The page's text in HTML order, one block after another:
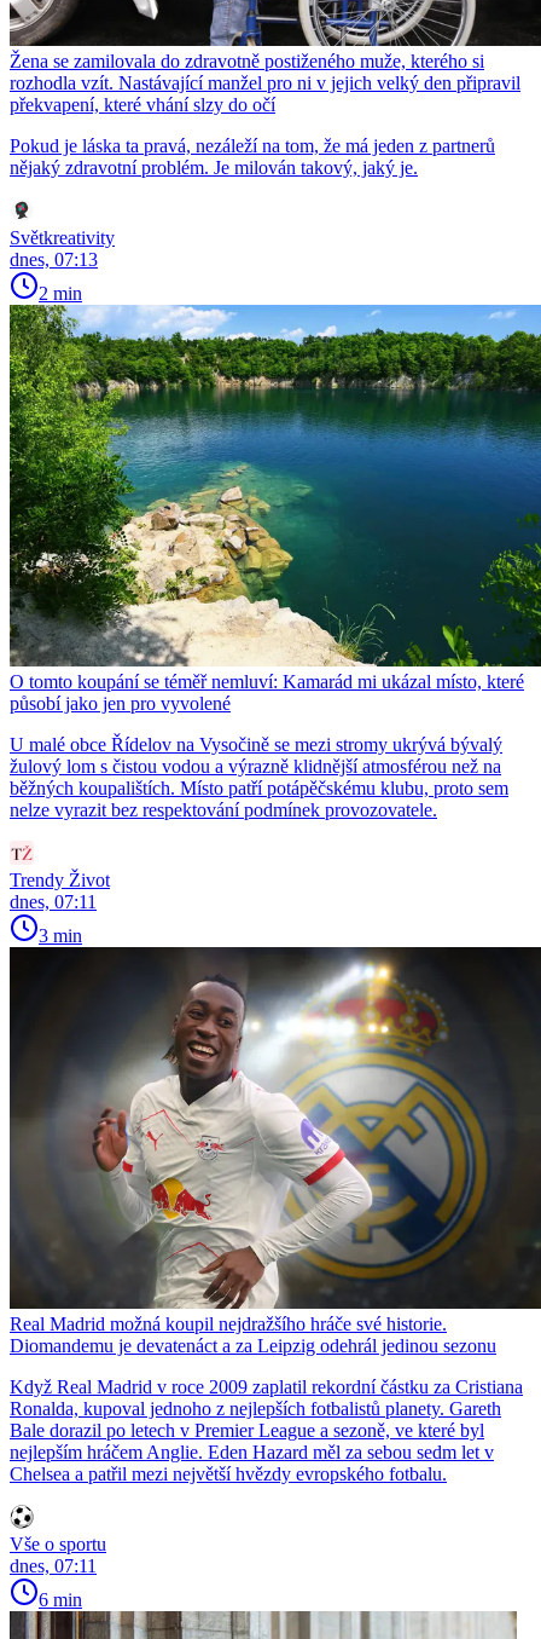
Žena se zamilovala do zdravotně postiženého muže, kterého si
rozhodla vzít. Nastávající manžel pro ni v jejich velký den připravil
překvapení, které vhání slzy do očí
Pokud je láska ta pravá, nezáleží na tom, že má jeden z partnerů
nějaký zdravotní problém. Je milován takový, jaký je.
Světkreativity
dnes, 07:13
2 min
O tomto koupání se téměř nemluví: Kamarád mi ukázal místo, které
působí jako jen pro vyvolené
U malé obce Řídelov na Vysočině se mezi stromy ukrývá bývalý
žulový lom s čistou vodou a výrazně klidnější atmosférou než na
běžných koupalištích. Místo patří potápěčskému klubu, proto sem
nelze vyrazit bez respektování podmínek provozovatele.
Trendy Život
dnes, 07:11
3 min
Real Madrid možná koupil nejdražšího hráče své historie.
Diomandemu je devatenáct a za Leipzig odehrál jedinou sezonu
Když Real Madrid v roce 2009 zaplatil rekordní částku za Cristiana
Ronalda, kupoval jednoho z nejlepších fotbalistů planety. Gareth
Bale dorazil po letech v Premier League a sezoně, ve které byl
nejlepším hráčem Anglie. Eden Hazard měl za sebou sedm let v
Chelsea a patřil mezi největší hvězdy evropského fotbalu.
Vše o sportu
dnes, 07:11
6 min